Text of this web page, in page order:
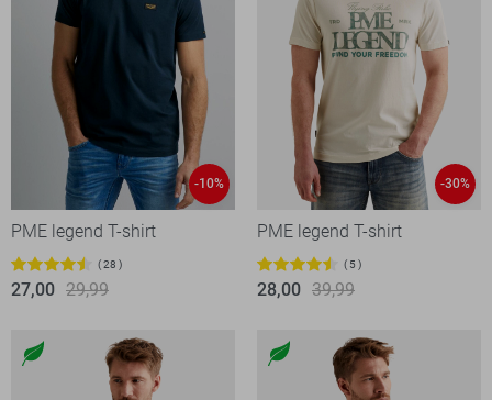
-10%
PME legend T-shirt
28
27,00 29,99
-30%
PME legend T-shirt
5
28,00 39,99